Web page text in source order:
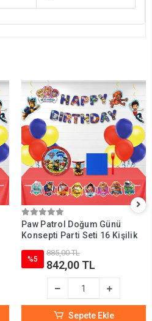
Paw Patrol Doğum Günü
Konsepti Parti Seti 16 Kişilik
%5
885,00 TL
842,00 TL
Sepete Ekle